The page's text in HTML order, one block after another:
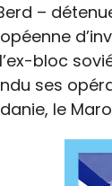
–
bloc
ses
le